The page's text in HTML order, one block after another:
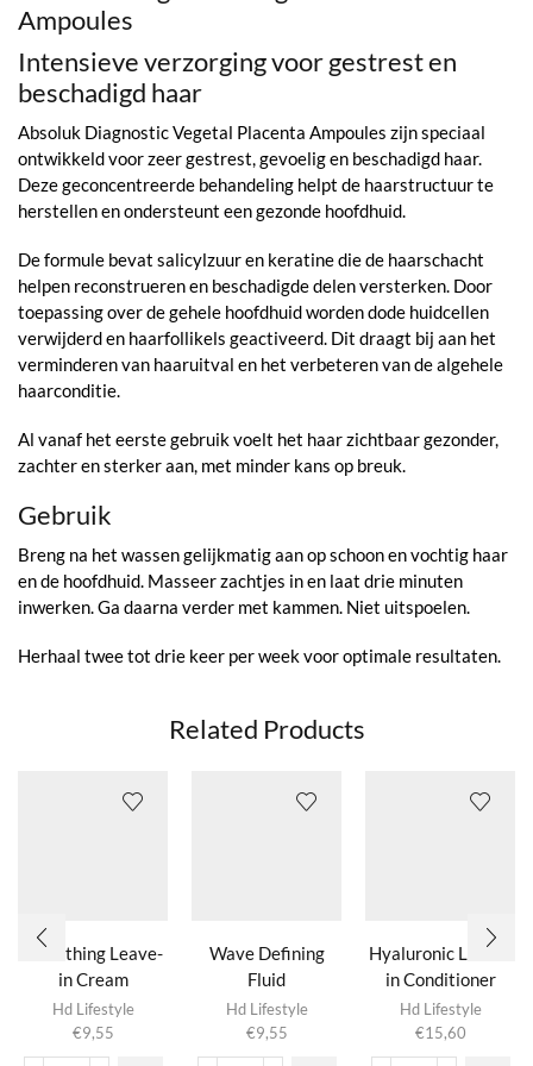
Ampoules
Intensieve verzorging voor gestrest en
beschadigd haar
Absoluk Diagnostic Vegetal Placenta Ampoules zijn speciaal
ontwikkeld voor zeer gestrest, gevoelig en beschadigd haar.
Deze geconcentreerde behandeling helpt de haarstructuur te
herstellen en ondersteunt een gezonde hoofdhuid.
De formule bevat salicylzuur en keratine die de haarschacht
helpen reconstrueren en beschadigde delen versterken. Door
toepassing over de gehele hoofdhuid worden dode huidcellen
verwijderd en haarfollikels geactiveerd. Dit draagt bij aan het
verminderen van haaruitval en het verbeteren van de algehele
haarconditie.
Al vanaf het eerste gebruik voelt het haar zichtbaar gezonder,
zachter en sterker aan, met minder kans op breuk.
Gebruik
Breng na het wassen gelijkmatig aan op schoon en vochtig haar
en de hoofdhuid. Masseer zachtjes in en laat drie minuten
inwerken. Ga daarna verder met kammen. Niet uitspoelen.
Herhaal twee tot drie keer per week voor optimale resultaten.
Related Products
Smoothing Leave-
in Cream
Hd Lifestyle
€9,55
Wave Defining
Fluid
Hd Lifestyle
€9,55
Hyaluronic Leave-
in Conditioner
Hd Lifestyle
€15,60